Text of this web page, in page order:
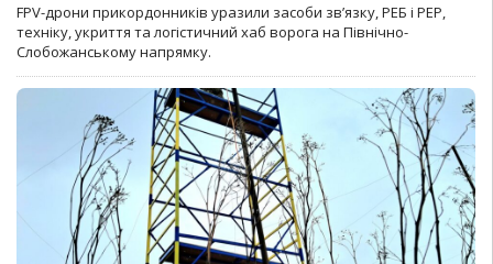
FPV-дрони прикордонників уразили засоби зв’язку, РЕБ і РЕР,
техніку, укриття та логістичний хаб ворога на Північно-
Слобожанському напрямку.